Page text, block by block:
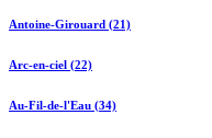
Antoine-Girouard (21)
Arc-en-ciel (22)
Au-Fil-de-l'Eau (34)